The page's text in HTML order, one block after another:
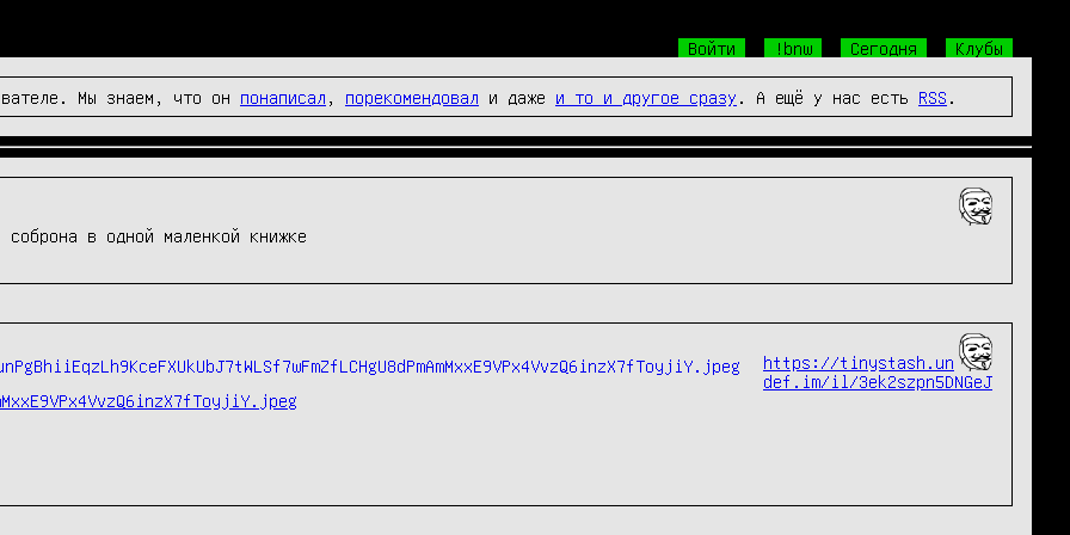
Войти !bnw Сегодня Клубы
Мы знаем, что он понаписал порекомендовал и даже и то и другое сразу . А ещё у нас есть RSS
в одной маленкой книжке
https://tinystash.un
def.im/il/3ek2szpn5DNGeJ